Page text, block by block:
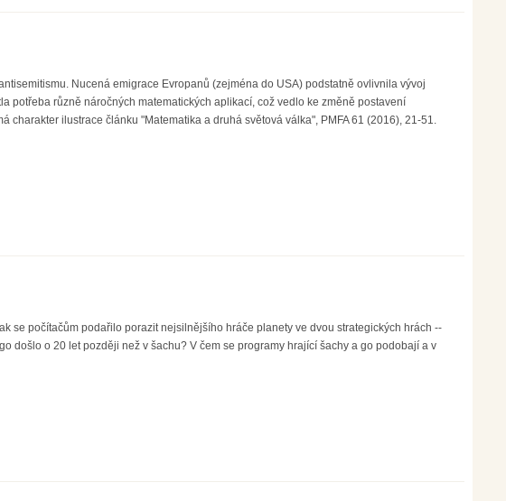
Nucená emigrace Evropanů (zejména do USA) podstatně ovlivnila vývoj
potřeba různě náročných matematických aplikací, což vedlo ke změně postavení
ilustrace článku "Matematika a druhá světová válka", PMFA 61 (2016), 21-51.
se počítačům podařilo porazit nejsilnějšího hráče planety ve dvou strategických hrách --
došlo o 20 let později než v šachu? V čem se programy hrající šachy a go podobají a v